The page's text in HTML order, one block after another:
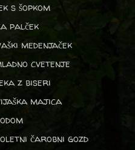
s šopkom
palček
medenjaček
cvetenje
z biseri
majica
čarobni gozd